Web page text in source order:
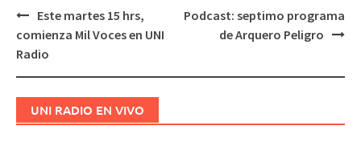
Navegación
de
Este martes 15 hrs,
comienza Mil Voces en UNI
Radio
Podcast: septimo programa
de Arquero Peligro
UNI RADIO EN VIVO